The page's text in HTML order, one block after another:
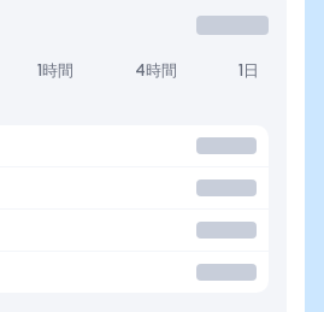
1時間 4時間 1日